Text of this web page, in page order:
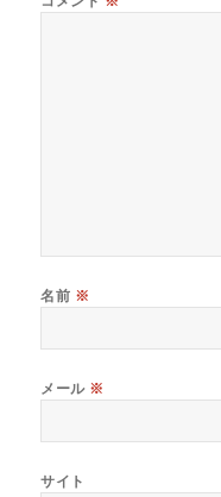
名前 ※
メール ※
サイト